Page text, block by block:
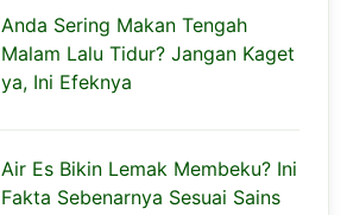
Anda Sering Makan Tengah
Malam Lalu Tidur? Jangan Kaget
ya, Ini Efeknya
Air Es Bikin Lemak Membeku? Ini
Fakta Sebenarnya Sesuai Sains